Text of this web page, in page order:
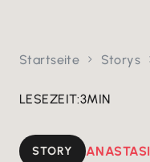
Startseite  Storys
LESEZEIT:3MIN
STORY